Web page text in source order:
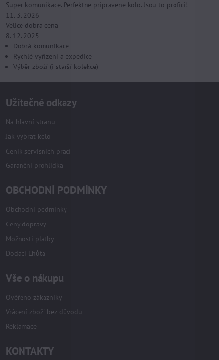
Super komunikace. Perfektne pripravene kolo. Jsou to profici!
11. 3. 2026
Velice dobra cena
8. 12. 2025
Dobrá komunikace
Rychlé vyřízení a expedice
Výběr zboží (i starší kolekce)
Užitečné odkazy
Na hlavní stranu
Jak vybrat kolo
Ceník servisních prací
Garanční prohlídka
OBCHODNÍ PODMÍNKY
Obchodní podmínky
Ceny dopravy
Možnosti platby
Dodací Lhůta
Vše o nákupu
Ověřeno zákazníky
Vrácení zboží bez důvodu
Reklamace
KONTAKTY